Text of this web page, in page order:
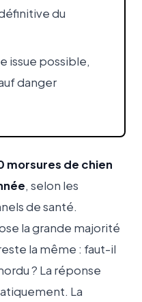
du
issue possible,
danger
morsures de chien
, selon les
de santé.
la grande majorité
la même : faut-il
? La réponse
La